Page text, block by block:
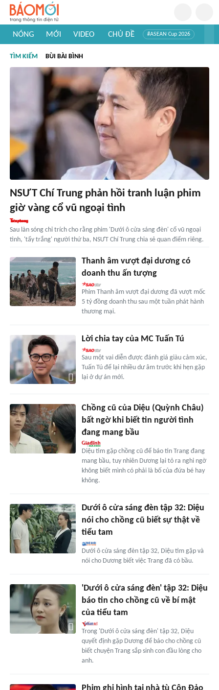
NÓNG MỚI VIDEO CHỦ ĐỀ #ASEAN Cup 2026
#Khám phá thế giới
TÌM KIẾM BÙI BÀI BÌNH
NSƯT Chí Trung phản hồi tranh luận phim
giờ vàng cổ vũ ngoại tình
Sau làn sóng chỉ trích cho rằng phim 'Dưới ô cửa sáng đèn' cổ vũ ngoại
tình, 'tẩy trắng' người thứ ba, NSƯT Chí Trung chia sẻ quan điểm riêng.
Thanh âm vượt đại dương có
doanh thu ấn tượng
Phim Thanh âm vượt đại dương đã vượt mốc
5 tỷ đồng doanh thu sau một tuần phát hành
thương mại.
Lời chia tay của MC Tuấn Tú
Sau một vai diễn được đánh giá giàu cảm xúc,
Tuấn Tú để lại nhiều dư âm trước khi hẹn gặp
lại ở dự án mới.
Chồng cũ của Diệu (Quỳnh Châu)
bất ngờ khi biết tin người tình
đang mang bầu
Diệu tìm gặp chồng cũ để báo tin Trang đang
mang bầu, tuy nhiên Dương lại tỏ ra nghi ngờ
không biết mình có phải là bố của đứa bé hay
không.
Dưới ô cửa sáng đèn tập 32: Diệu
nói cho chồng cũ biết sự thật về
tiểu tam
Dưới ô cửa sáng đèn tập 32, Diệu tìm gặp và
nói cho Dương biết việc Trang đã có bầu.
'Dưới ô cửa sáng đèn' tập 32: Diệu
báo tin cho chồng cũ về bí mật
của tiểu tam
Trong 'Dưới ô cửa sáng đèn' tập 32, Diệu
quyết định gặp Dương để báo cho chồng cũ
biết chuyện Trang sắp sinh con đầu lòng cho
anh.